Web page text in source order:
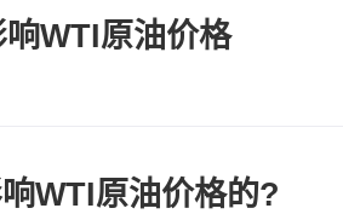
价格，因为石油主要以美元交易，因此
WTI原油价格
结果通常是相似的，75%的情况下误
它是一个政府机构。
WTI原油价格的?